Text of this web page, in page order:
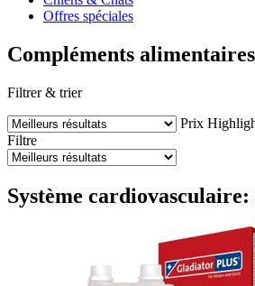
Offres spéciales
Compléments
Filtrer & trier
Prix
Filtre
Système